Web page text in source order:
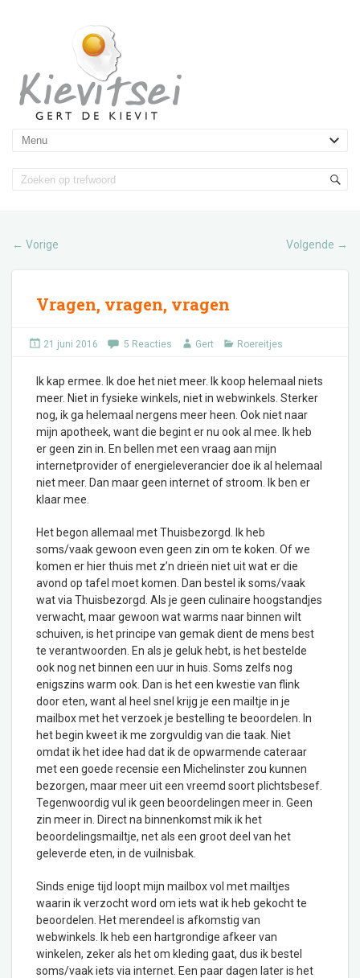
← Vorige Volgende →
Vragen, vragen, vragen
21 juni 2016 5 Reacties Gert Roereitjes
Ik kap ermee. Ik doe het niet meer. Ik koop helemaal niets
meer. Niet in fysieke winkels, niet in webwinkels. Sterker
nog, ik ga helemaal nergens meer heen. Ook niet naar
mijn apotheek, want die begint er nu ook al mee. Ik heb
er geen zin in. En bellen met een vraag aan mijn
internetprovider of energieleverancier doe ik al helemaal
niet meer. Dan maar geen internet of stroom. Ik ben er
klaar mee.
Het begon allemaal met Thuisbezorgd. Ik heb
soms/vaak gewoon even geen zin om te koken. Of we
komen er hier thuis met z’n drieën niet uit wat er die
avond op tafel moet komen. Dan bestel ik soms/vaak
wat via Thuisbezorgd. Als je geen culinaire hoogstandjes
verwacht, maar gewoon wat warms naar binnen wilt
schuiven, is het principe van gemak dient de mens best
te verantwoorden. En als je geluk hebt, is het bestelde
ook nog net binnen een uur in huis. Soms zelfs nog
enigszins warm ook. Dan is het een kwestie van flink
door eten, want al heel snel krijg je een mailtje in je
mailbox met het verzoek je bestelling te beoordelen. In
het begin kweet ik me zorgvuldig van die taak. Niet
omdat ik het idee had dat ik de opwarmende cateraar
met een goede recensie een Michelinster zou kunnen
bezorgen, maar meer uit een vreemd soort plichtsbesef.
Tegenwoordig vul ik geen beoordelingen meer in. Geen
zin meer in. Direct na binnenkomst mik ik het
beoordelingsmailtje, net als een groot deel van het
geleverde eten, in de vuilnisbak.
Sinds enige tijd loopt mijn mailbox vol met mailtjes
waarin ik verzocht word om iets wat ik heb gekocht te
beoordelen. Het merendeel is afkomstig van
webwinkels. Ik heb een hartgrondige afkeer van
winkelen, zeker als het om kleding gaat, dus ik bestel
soms/vaak iets via internet. Een paar dagen later is het